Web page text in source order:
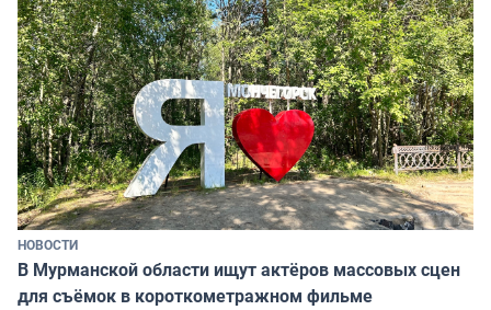
НОВОСТИ
В Мурманской области ищут актёров массовых сцен
для съёмок в короткометражном фильме